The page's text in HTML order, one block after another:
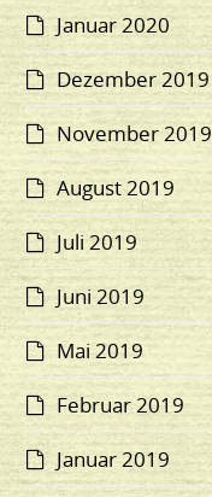
Januar 2020
Dezember 2019
November 2019
August 2019
Juli 2019
Juni 2019
Mai 2019
Februar 2019
Januar 2019